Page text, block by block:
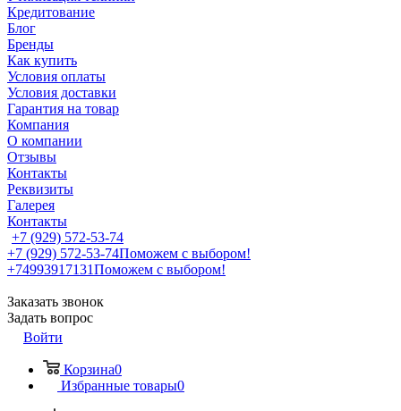
Кредитование
Блог
Бренды
Как купить
Условия оплаты
Условия доставки
Гарантия на товар
Компания
О компании
Отзывы
Контакты
Реквизиты
Галерея
Контакты
+7 (929) 572-53-74
+7 (929) 572-53-74Поможем с выбором!
+74993917131Поможем с выбором!
Заказать звонок
Задать вопрос
Войти
Корзина0
Избранные товары0